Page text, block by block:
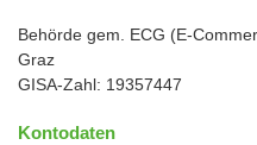
Behörde gem. ECG (E-
Graz
GISA-Zahl: 19357447
Kontodaten